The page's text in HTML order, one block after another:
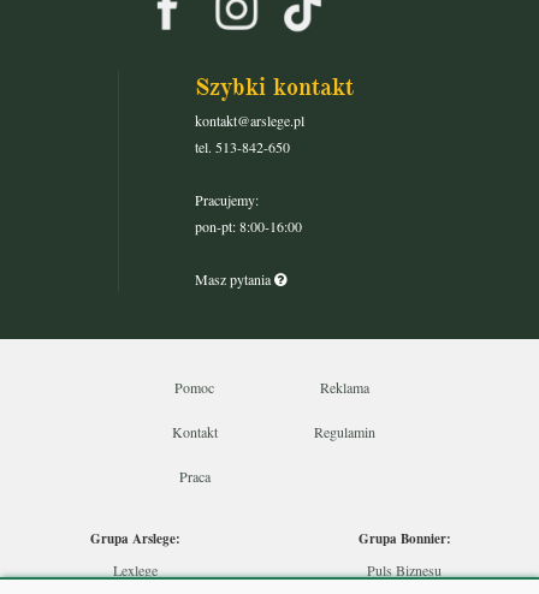
Szybki kontakt
kontakt@arslege.pl
tel. 513-842-650
Pracujemy:
pon-pt: 8:00-16:00
Masz pytania
Pomoc Reklama
Kontakt Regulamin
Praca
Grupa Arslege:
Lexlege
Grupa Bonnier:
Puls Biznesu